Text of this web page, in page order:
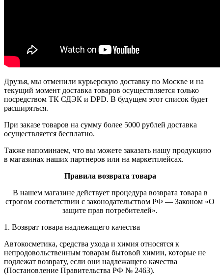
Друзья, мы отменили курьерскую доставку по Москве и на
текущий момент доставка товаров осуществляется только
посредством ТК СДЭК и DPD. В будущем этот список будет
расширяться.
При заказе товаров на сумму более 5000 рублей доставка
осуществляется бесплатно.
Также напоминаем, что вы можете заказать нашу продукцию
в магазинах наших партнеров или на маркетплейсах.
Правила возврата товара
В нашем магазине действует процедура возврата товара в
строгом соответствии с законодательством РФ — Законом «О
защите прав потребителей».
1. Возврат товара надлежащего качества
Автокосметика, средства ухода и химия относятся к
непродовольственным товарам бытовой химии, которые не
подлежат возврату, если они надлежащего качества
(Постановление Правительства РФ № 2463).